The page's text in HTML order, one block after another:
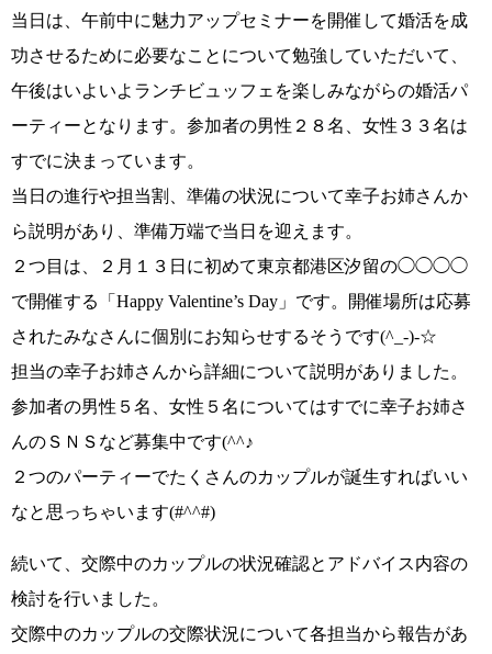
当日は、午前中に魅力アップセミナーを開催 して婚活を成
功させるために必要なことについて勉強していただいて、
午後はいよいよ ランチビュッフェを楽しみながらの婚活パ
ーティーとなります。参加者の男性２８名、女性３３名は
すでに決まっています。
当日の進行や担当割、準備の状況について幸子お姉さんか
ら説明があり、準備万端で当日を迎えます。
２つ目は、２月１３日に初めて東京都港区汐留の◯◯◯◯
で開催する
「Happy Valentine’s Day」 です。
開催場所は応募
されたみなさんに個別にお知らせするそうです(^_-)-☆
担当の幸子お姉さんから詳細について説明がありました。
参加者の男性５名、女性５名についてはすでに幸子お姉さ
んのＳＮＳなど募集中です(^^♪
２つのパーティーでたくさんのカップルが誕生すればいい
なと思っちゃいます(#^^#)
続いて、 交際中のカップルの状況確認とアドバイス内容の
検討を行いました。
交際中のカップルの交際状況について各担当から報告があ